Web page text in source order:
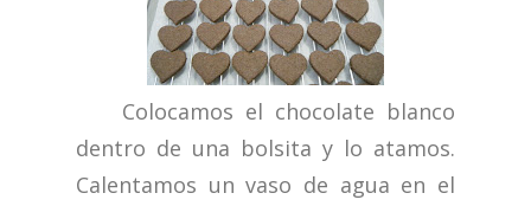
Colocamos el chocolate blanco
dentro de una bolsita y lo atamos.
Calentamos un vaso de agua en el